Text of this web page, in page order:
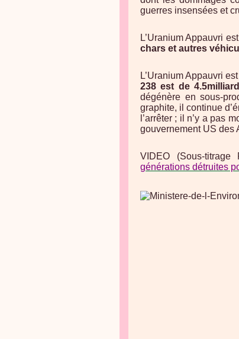
guerres insensées et
L’Uranium Appauvri
chars et autres
L’Uranium Appauvri
238 est de
dégénère en sous-
graphite, il continue
l’arrêter ; il n’y a pas
gouvernement US des
VIDEO (Sous-titrage
générations détruites